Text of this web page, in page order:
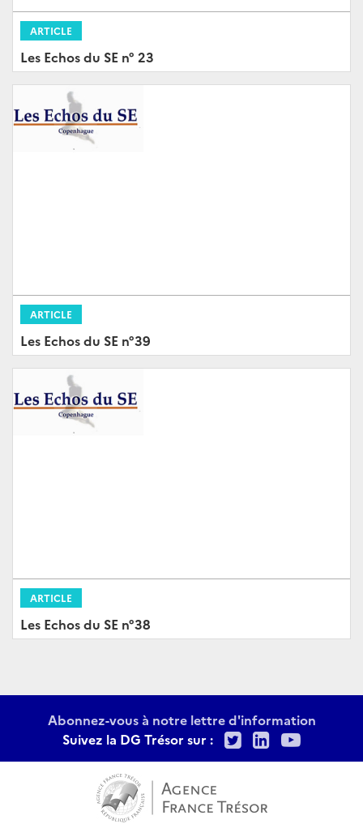
ARTICLE
Les Echos du SE n° 23
ARTICLE
Les Echos du SE n°39
ARTICLE
Les Echos du SE n°38
Abonnez-vous à notre lettre d'information
Suivez la DG Trésor sur :
TwitterLinkedIn